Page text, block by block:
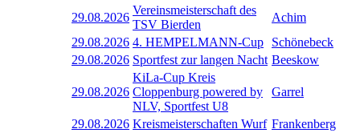
29.08.2026
Vereinsmeisterschaft des
TSV Bierden
Achim
29.08.2026 4. HEMPELMANN-Cup
Schönebeck
29.08.2026 Sportfest zur langen Nacht Beeskow
29.08.2026
KiLa-Cup Kreis
Cloppenburg powered by
NLV, Sportfest U8
Garrel
29.08.2026 Kreismeisterschaften Wurf Frankenberg